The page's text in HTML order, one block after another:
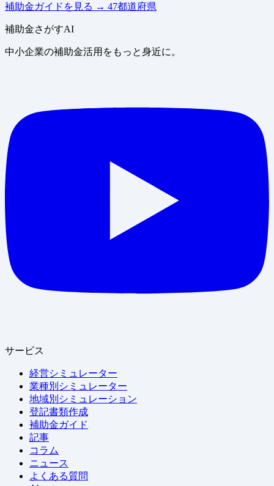
補助金ガイドを見る → 47都道府県
補助金さがすAI
中小企業の補助金活用をもっと身近に。
サービス
経営シミュレーター
業種別シミュレーター
地域別シミュレーション
登記書類作成
補助金ガイド
記事
コラム
ニュース
よくある質問